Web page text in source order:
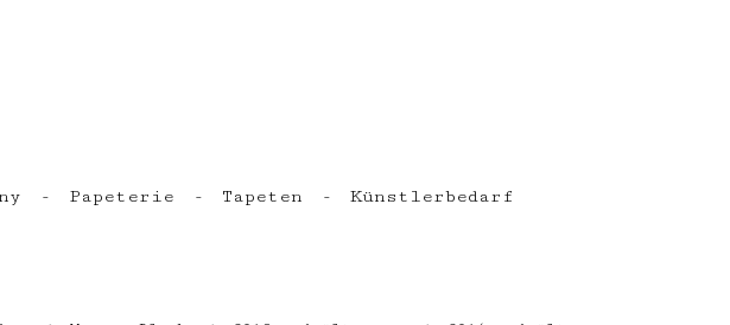
Papeterie Tapeten Künstlerbedarf